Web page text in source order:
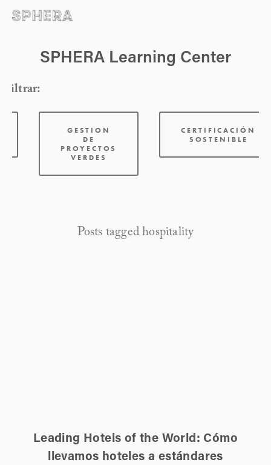
SPHERA Learning Center
Filtrar:
GESTION
DE
PROYECTOS
VERDES
CERTIFICACIÓN
SOSTENIBLE
Posts tagged hospitality
Leading Hotels of the World: Cómo
llevamos hoteles a estándares